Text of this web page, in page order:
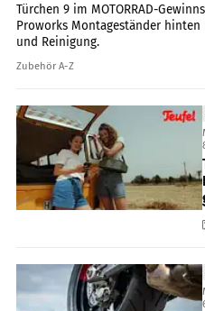
Türchen 9 im MOTORRAD-
Proworks Montageständer hinten
und Reinigung.
Zubehör A-Z